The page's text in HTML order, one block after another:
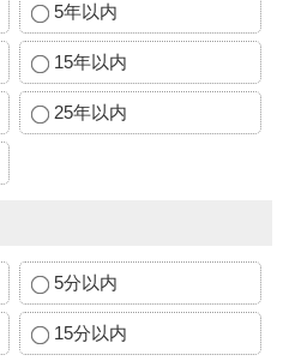
5年以内
15年以内
25年以内
5分以内
15分以内